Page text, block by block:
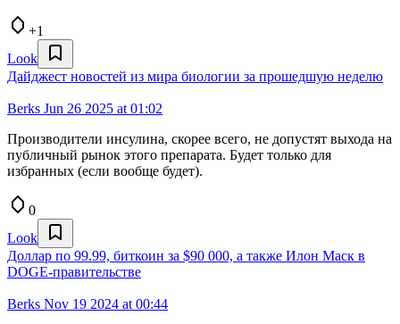
+1
Look
Дайджест новостей из мира биологии за прошедшую неделю
Berks Jun 26 2025 at 01:02
Производители инсулина, скорее всего, не допустят выхода на
публичный рынок этого препарата. Будет только для
избранных (если вообще будет).
0
Look
Доллар по 99.99, биткоин за $90 000, а также Илон Маск в
DOGE-правительстве
Berks Nov 19 2024 at 00:44